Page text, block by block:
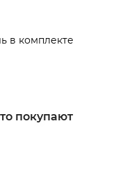
в комплекте
покупают